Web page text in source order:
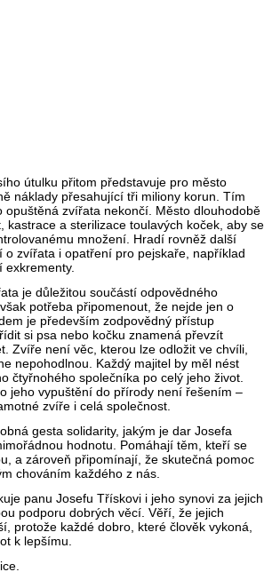
útulku přitom představuje pro město
náklady přesahující tři miliony korun. Tím
opuštěná zvířata nekončí. Město dlouhodobě
kastrace a sterilizace toulavých koček, aby se
množení. Hradí rovněž další
o zvířata i opatření pro pejskaře, například
exkrementy.
je důležitou součástí odpovědného
potřeba připomenout, že nejde jen o
je především zodpovědný přístup
si psa nebo kočku znamená převzít
Zvíře není věc, kterou lze odložit ve chvíli,
nepohodlnou. Každý majitel by měl nést
čtyřnohého společníka po celý jeho život.
jeho vypuštění do přírody není řešením –
zvíře i celá společnost.
gesta solidarity, jakým je dar Josefa
hodnotu. Pomáhají těm, kteří se
a zároveň připomínají, že skutečná pomoc
chováním každého z nás.
panu Josefu Třískovi i jeho synovi za jejich
podporu dobrých věcí. Věří, že jejich
protože každé dobro, které člověk vykoná,
k lepšímu.